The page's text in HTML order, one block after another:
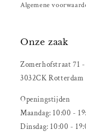
Algemene
Onze zaak
Zomerhofstraat 71
3032CK Rotterdam
Openingstijden
Maandag: 10:00 -
Dinsdag: 10:00 -